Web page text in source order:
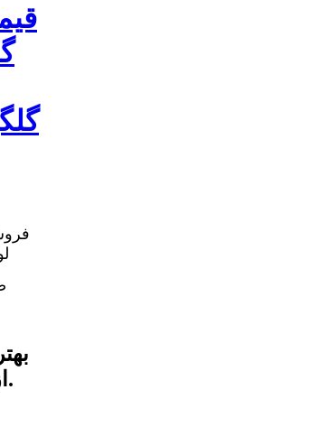
از فروشگاه ما خریدداری کنید ، پس با ما تماس بگیرید.